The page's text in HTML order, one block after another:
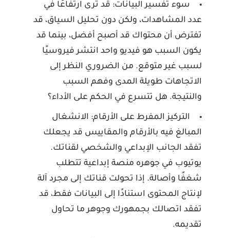
سوء تفسير البيانات: قد ترى ارتفاعًا في
عدد المشاهدات، ولكن دون تحليل السياق، قد
تفترض أن محتواك قد أصبح أفضل، بينما قد
يكون السبب هو فيديو واحد انتشر فيروسيًا
لسبب غير متوقع. من الضروري النظر إلى
الاتجاهات طويلة المدى وفهم السبب
والنتيجة. هل تتسرع في الحكم على الأداء؟
التركيز المفرط على الأرقام: الانشغال
المبالغ فيه بالأرقام والمقاييس قد يجعلك
تفقد الجانب الإبداعي والشخصي لقناتك.
يوتيوب في جوهره منصة إبداعية تتطلب
شغفًا وأصالة. إذا تحولت قناتك إلى مجرد آلة
لإنتاج المحتوى استنادًا إلى البيانات فقط، قد
تفقد اتصالك بجمهورك وجوهر ما تحاول
تقديمه.